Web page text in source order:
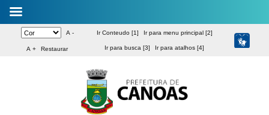
A -
A + Restaurar
Ir Conteudo [1] Ir para menu principal [2]
Ir para busca [3] Ir para atalhos [4]